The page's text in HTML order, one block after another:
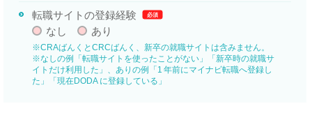
転職サイトの登録経験 必須
なし あり
※CRAばんくとCRCばんく、新卒の就職サイトは含みません。
※なしの例「転職サイトを使ったことがない」「新卒時の就職サ
イトだけ利用した」、ありの例「1 年前にマイナビ転職へ登録し
た」「現在DODA に登録している」